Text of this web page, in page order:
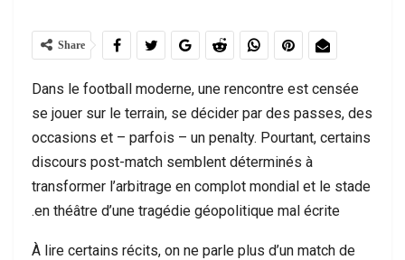
Share
Dans le football moderne, une rencontre est censée
se jouer sur le terrain, se décider par des passes, des
occasions et – parfois – un penalty. Pourtant, certains
discours post-match semblent déterminés à
transformer l’arbitrage en complot mondial et le stade
en théâtre d’une tragédie géopolitique mal écrite.
À lire certains récits, on ne parle plus d’un match de